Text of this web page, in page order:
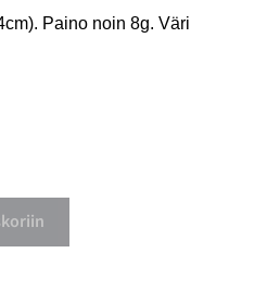
Paino noin 8g. Väri